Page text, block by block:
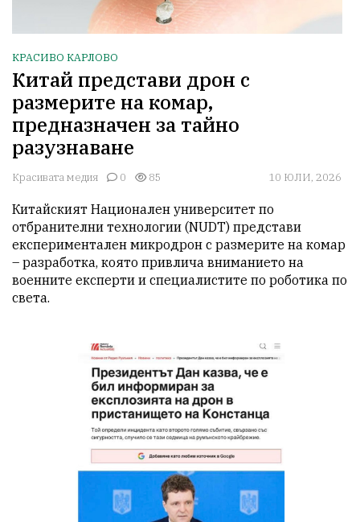
КРАСИВО КАРЛОВО
Китай представи дрон с
размерите на комар,
предназначен за тайно
разузнаване
Красивата медия 0 85 10 ЮЛИ, 2026
Китайският Национален университет по
отбранителни технологии (NUDT) представи
експериментален микродрон с размерите на комар
– разработка, която привлича вниманието на
военните експерти и специалистите по роботика по
света.